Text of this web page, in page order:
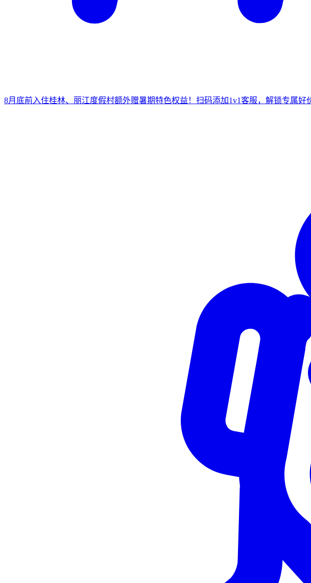
8月底前入住桂林、丽江度假村额外赠暑期特色权益！ 扫码添加1v1客服，解锁专属好